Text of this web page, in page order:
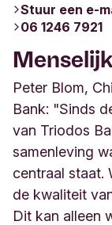
Stuur een e-
06 1246 7921
Peter Blom,
Bank: "Sinds
van Triodos
samenleving
centraal staat.
de kwaliteit
Dit kan alleen